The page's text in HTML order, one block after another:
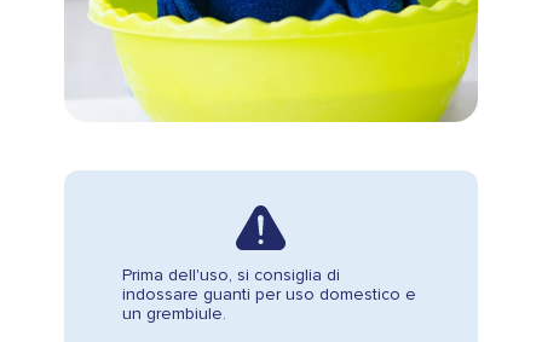
Prima dell'uso, si consiglia di
indossare guanti per uso domestico e
un grembiule.